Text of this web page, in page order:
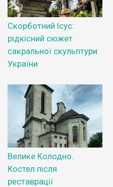
Скорботний Ісус:
рідкісний сюжет
сакральної скульптури
України
Велике Колодно.
Костел після
реставрації